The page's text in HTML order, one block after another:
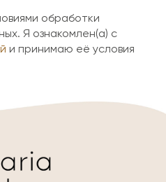
обработки
Я ознакомлен(а) с
и принимаю её условия